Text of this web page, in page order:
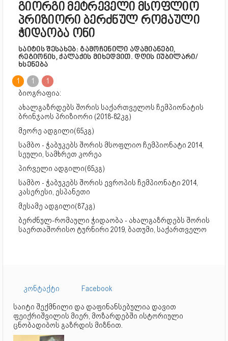
გიორგი მეტრეველი მსოფლიო
პრიზიორი ბერძნულ რომაული
ჭიდაობა ონი
საიტის შესახებ: გამოჩენილი ადამიანები,
რეგიონის, ქალაქის მიხედვით. დღის იუბილარი/
ხსენება
1 1
1
ბიოგრაფია:
ახალგაზრდებს შორის საქართველოს ჩემპიონატის
ბრინჯაოს პრიზიორი (2018-82კგ)
მეორე ადგილი(65კგ)
სამბო - ჭაბუკებს შორის მსოფლიო ჩემპიონატი 2014,
სეული, სამხრეთ კორეა
პირველი ადგილი(65კგ)
სამბო - ჭაბუკებს შორის ევროპის ჩემპიონატი 2014,
კასერესი, ესპანეთი
მესამე ადგილი(87კგ)
ბერძნულ-რომაული ჭიდაობა - ახალგაზრდებს შორის
საერთაშორისო ტურნირი 2019, ბათუმი, საქართველო
კონტაქტი
Facebook
საიტი შექმნილი და დაფინანსებულია დავით
ფეიქრიშვილის მიერ, მოზარდებში ისტორიული
ცნობადიბოს გაზრდის მიზნით.